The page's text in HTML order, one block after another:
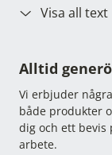
Visa all text
Alltid
Vi erbjuder
både produkter
dig och ett bevis
arbete.